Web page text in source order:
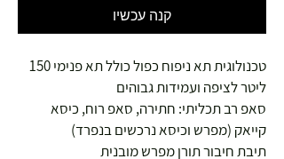
קנה עכשיו
טכנולוגית תא ניפוח כפול כולל תא פנימי 150
ליטר לציפה ועמידות גבוהים
סאפ רב תכליתי: חתירה, סאפ רוח, כיסא
קייאק (מפרש וכיסא נרכשים בנפרד)
תיבת חיבור תורן מפרש מובנית